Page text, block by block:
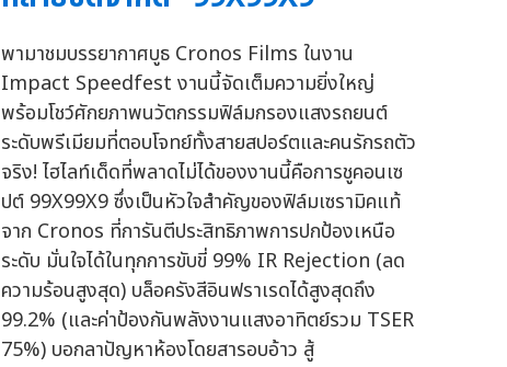
พามาชมบรรยากาศบูธ Cronos Films ในงาน
Impact Speedfest งานนี้จัดเต็มความยิ่งใหญ่
พร้อมโชว์ศักยภาพนวัตกรรมฟิล์มกรองแสงรถยนต์
ระดับพรีเมียมที่ตอบโจทย์ทั้งสายสปอร์ตและคนรักรถตัว
จริง! ไฮไลท์เด็ดที่พลาดไม่ได้ของงานนี้คือการชูคอนเซ
ปต์ 99X99X9 ซึ่งเป็นหัวใจสำคัญของฟิล์มเซรามิคแท้
จาก Cronos ที่การันตีประสิทธิภาพการปกป้องเหนือ
ระดับ มั่นใจได้ในทุกการขับขี่ 99% IR Rejection (ลด
ความร้อนสูงสุด) บล็อครังสีอินฟราเรดได้สูงสุดถึง
99.2% (และค่าป้องกันพลังงานแสงอาทิตย์รวม TSER
75%) บอกลาปัญหาห้องโดยสารอบอ้าว สู้